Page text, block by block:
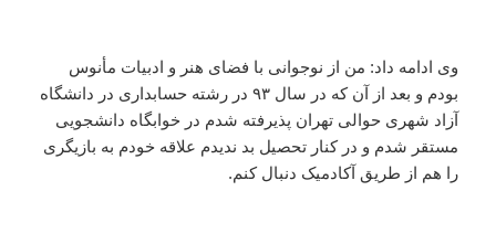
وی ادامه داد: من از نوجوانی با فضای هنر و ادبیات مأنوس
بودم و بعد از آن که در سال ۹۳ در رشته حسابداری در دانشگاه
آزاد شهری حوالی تهران پذیرفته شدم در خوابگاه دانشجویی
مستقر شدم و در کنار تحصیل بد ندیدم علاقه خودم به بازیگری
را هم از طریق آکادمیک دنبال کنم.